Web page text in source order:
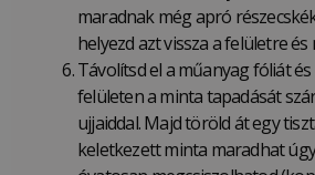
maradnak még apró
helyezd azt vissza a felületre
Távolítsd el a műanyag fóliát
felületen a minta tapadását
ujjaiddal. Majd töröld át egy
keletkezett minta maradhat